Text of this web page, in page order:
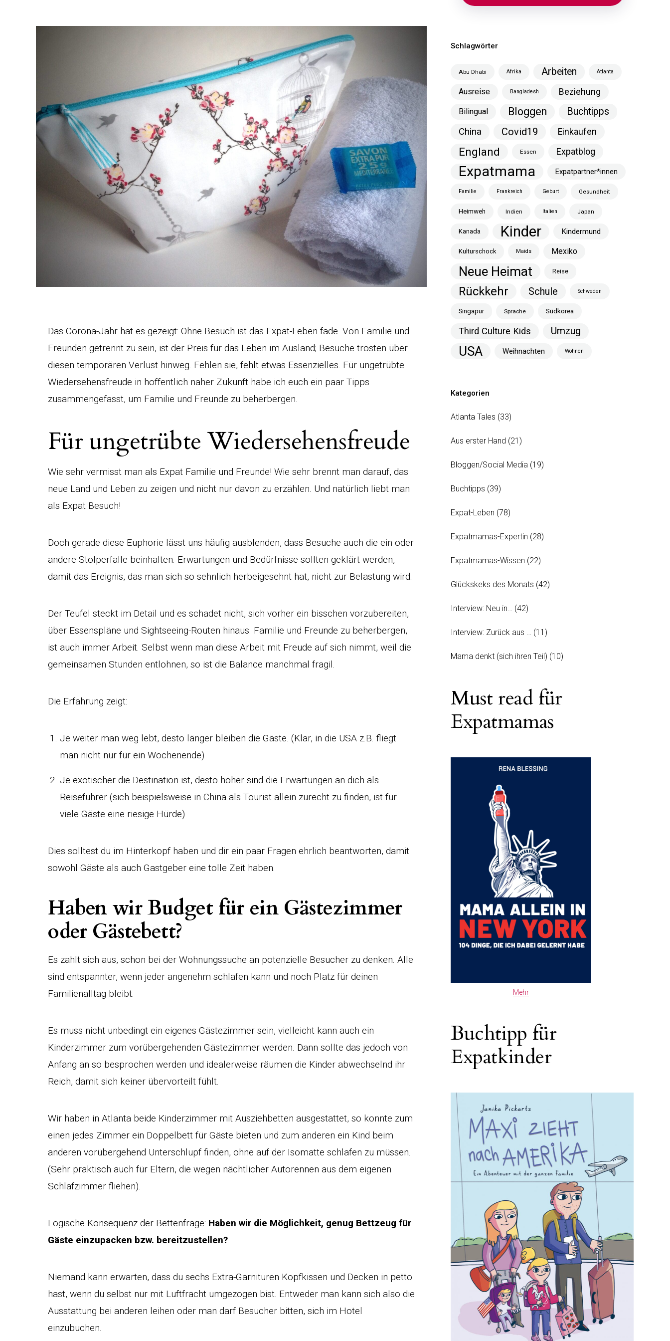
Das Corona-Jahr hat es gezeigt: Ohne Besuch ist das Expat-Leben fade. Von Familie und
Freunden getrennt zu sein, ist der Preis für das Leben im Ausland; Besuche trösten über
diesen temporären Verlust hinweg. Fehlen sie, fehlt etwas Essenzielles. Für ungetrübte
Wiedersehensfreude in hoffentlich naher Zukunft habe ich euch ein paar Tipps
zusammengefasst, um Familie und Freunde zu beherbergen.
Für ungetrübte Wiedersehensfreude
Wie sehr vermisst man als Expat Familie und Freunde! Wie sehr brennt man darauf, das
neue Land und Leben zu zeigen und nicht nur davon zu erzählen. Und natürlich liebt man
als Expat Besuch!
Doch gerade diese Euphorie lässt uns häufig ausblenden, dass Besuche auch die ein oder
andere Stolperfalle beinhalten. Erwartungen und Bedürfnisse sollten geklärt werden,
damit das Ereignis, das man sich so sehnlich herbeigesehnt hat, nicht zur Belastung wird.
Der Teufel steckt im Detail und es schadet nicht, sich vorher ein bisschen vorzubereiten,
über Essenspläne und Sightseeing-Routen hinaus. Familie und Freunde zu beherbergen,
ist auch immer Arbeit. Selbst wenn man diese Arbeit mit Freude auf sich nimmt, weil die
gemeinsamen Stunden entlohnen, so ist die Balance manchmal fragil.
Die Erfahrung zeigt:
Je weiter man weg lebt, desto länger bleiben die Gäste. (Klar, in die USA z.B. fliegt
man nicht nur für ein Wochenende)
Je exotischer die Destination ist, desto höher sind die Erwartungen an dich als
Reiseführer (sich beispielsweise in China als Tourist allein zurecht zu finden, ist für
viele Gäste eine riesige Hürde)
Dies solltest du im Hinterkopf haben und dir ein paar Fragen ehrlich beantworten, damit
sowohl Gäste als auch Gastgeber eine tolle Zeit haben.
Haben wir Budget für ein Gästezimmer
oder Gästebett?
Es zahlt sich aus, schon bei der Wohnungssuche an potenzielle Besucher zu denken. Alle
sind entspannter, wenn jeder angenehm schlafen kann und noch Platz für deinen
Familienalltag bleibt.
Es muss nicht unbedingt ein eigenes Gästezimmer sein, vielleicht kann auch ein
Kinderzimmer zum vorübergehenden Gästezimmer werden. Dann sollte das jedoch von
Anfang an so besprochen werden und idealerweise räumen die Kinder abwechselnd ihr
Reich, damit sich keiner übervorteilt fühlt.
Wir haben in Atlanta beide Kinderzimmer mit Ausziehbetten ausgestattet, so konnte zum
einen jedes Zimmer ein Doppelbett für Gäste bieten und zum anderen ein Kind beim
anderen vorübergehend Unterschlupf finden, ohne auf der Isomatte schlafen zu müssen.
(Sehr praktisch auch für Eltern, die wegen nächtlicher Autorennen aus dem eigenen
Schlafzimmer fliehen).
Logische Konsequenz der Bettenfrage: Haben wir die Möglichkeit, genug Bettzeug für
Gäste einzupacken bzw. bereitzustellen?
Niemand kann erwarten, dass du sechs Extra-Garnituren Kopfkissen und Decken in petto
hast, wenn du selbst nur mit Luftfracht umgezogen bist. Entweder man kann sich also die
Ausstattung bei anderen leihen oder man darf Besucher bitten, sich im Hotel
einzubuchen.
Schlagwörter
Abu Dhabi Afrika Arbeiten Atlanta
Ausreise Bangladesh Beziehung
Bilingual Bloggen
Buchtipps
China
Covid19 Einkaufen
England Essen Expatblog
Expatmama Expatpartner*innen
Familie Frankreich Geburt Gesundheit
Heimweh Indien Italien Japan
Kanada Kinder Kindermund
Kulturschock Maids Mexiko
Neue Heimat Reise
Rückkehr Schule Schweden
Singapur Sprache Südkorea
Third Culture Kids Umzug
USA Weihnachten Wohnen
Kategorien
Atlanta Tales (33)
Aus erster Hand (21)
Bloggen/Social Media (19)
Buchtipps (39)
Expat-Leben (78)
Expatmamas-Expertin (28)
Expatmamas-Wissen (22)
Glückskeks des Monats (42)
Interview: Neu in… (42)
Interview: Zurück aus … (11)
Mama denkt (sich ihren Teil) (10)
Must read für
Expatmamas
Mehr
Buchtipp für
Expatkinder